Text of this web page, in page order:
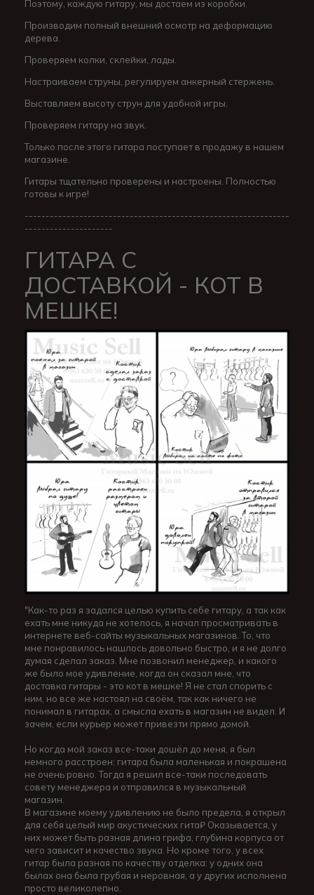
Поэтому, каждую гитару, мы достаем из коробки.
Производим полный внешний осмотр на деформацию
дерева.
Проверяем колки, склейки, лады.
Настраиваем струны, регулируем анкерный стержень.
Выставляем высоту струн для удобной игры.
Проверяем гитару на звук.
Только после этого гитара поступает в продажу в нашем
магазине.
Гитары тщательно проверены и настроены. Полностью
готовы к игре!
---------------------------------------------------------------
---------------------
ГИТАРА С
ДОСТАВКОЙ - КОТ В
МЕШКЕ!
"Как-то раз я задался целью купить себе гитару, а так как
ехать мне никуда не хотелось, я начал просматривать в
интернете веб-сайты музыкальных магазинов. То, что
мне понравилось нашлось довольно быстро, и я не долго
думая сделал заказ. Мне позвонил менеджер, и какого
же было мое удивление, когда он сказал мне, что
доставка гитары - это кот в мешке! Я не стал спорить с
ним, но все же настоял на своём, так как ничего не
понимал в гитарах, а смысла ехать в магазин не видел. И
зачем, если курьер может привезти прямо домой.
Но когда мой заказ все-таки дошёл до меня, я был
немного расстроен: гитара была маленькая и покрашена
не очень ровно. Тогда я решил все-таки последовать
совету менеджера и отправился в музыкальный
магазин.
В магазине моему удивлению не было предела, я открыл
для себя целый мир акустических гита₽ Оказывается, у
них может быть разная длина грифа, глубина корпуса от
чего зависит и качество звука. Но кроме того, у всех
гитар была разная по качеству отделка: у одних она
былах она была грубая и неровная, а у других исполнена
просто великолепно.